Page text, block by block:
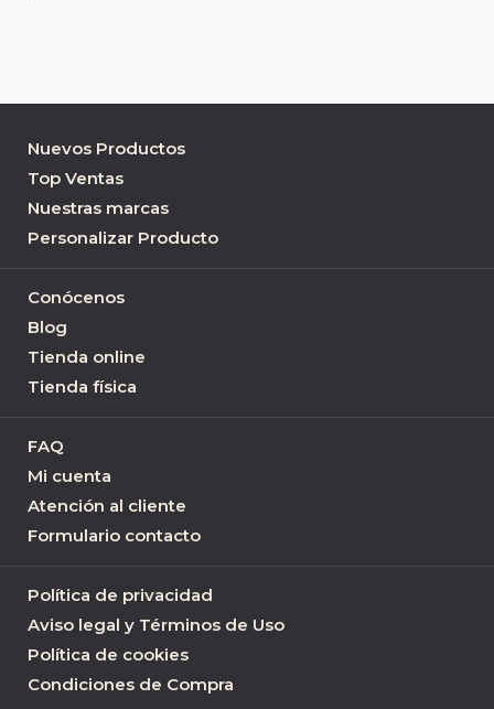
Nuevos Productos
Top Ventas
Nuestras marcas
Personalizar Producto
Conócenos
Blog
Tienda online
Tienda física
FAQ
Mi cuenta
Atención al cliente
Formulario contacto
Política de privacidad
Aviso legal y Términos de Uso
Política de cookies
Condiciones de Compra